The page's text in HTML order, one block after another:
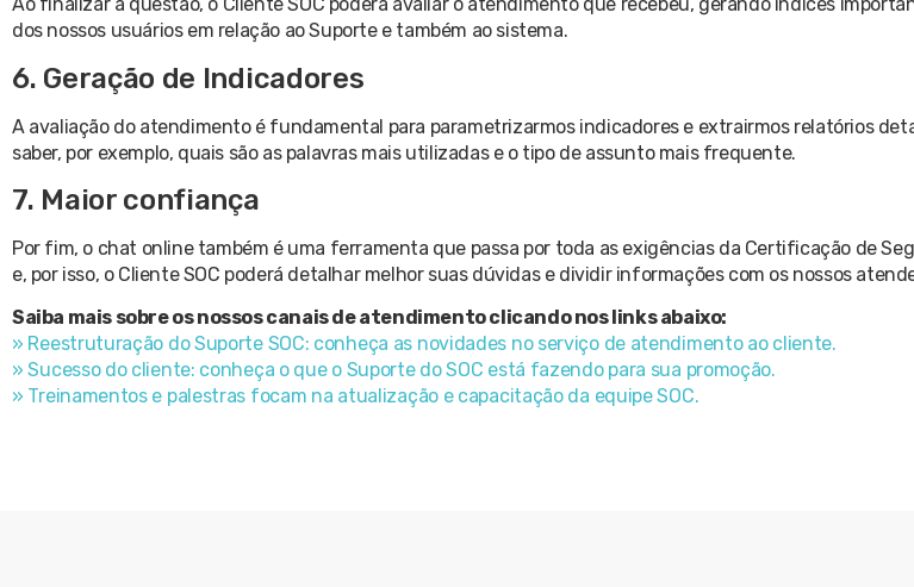
dos nossos usuários em relação ao Suporte e também ao sistema.
6. Geração de Indicadores
A avaliação do atendimento é fundamental para parametrizarmos indicadores e extrairmos relatórios
saber, por exemplo, quais são as palavras mais utilizadas e o tipo de assunto mais frequente.
7. Maior confiança
Por fim, o chat online também é uma ferramenta que passa por toda as exigências da Certificação de
e, por isso, o Cliente SOC poderá detalhar melhor suas dúvidas e dividir informações com os nossos
Saiba mais sobre os nossos canais de atendimento clicando nos links abaixo:
» Reestruturação do Suporte SOC: conheça as novidades no serviço de atendimento ao cliente.
» Sucesso do cliente: conheça o que o Suporte do SOC está fazendo para sua promoção.
» Treinamentos e palestras focam na atualização e capacitação da equipe SOC.